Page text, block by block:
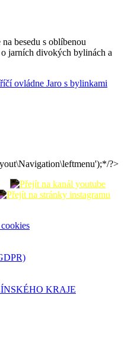
ovládne Jaro s bylinkami
?>
KRAJE